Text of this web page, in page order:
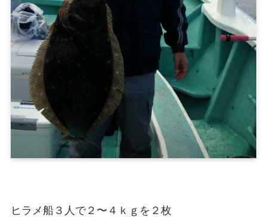
ヒラメ船３人で２〜４ｋｇを２枚